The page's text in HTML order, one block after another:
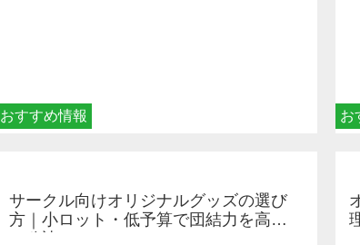
おすすめ情報 お
サークル向けオリジナルグッズの選び
方｜小ロット・低予算で団結力を高め